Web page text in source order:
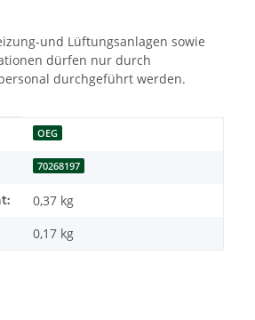
und Lüftungsanlagen sowie
dürfen nur durch
durchgeführt werden.
OEG
70268197
0,37 kg
0,17 kg